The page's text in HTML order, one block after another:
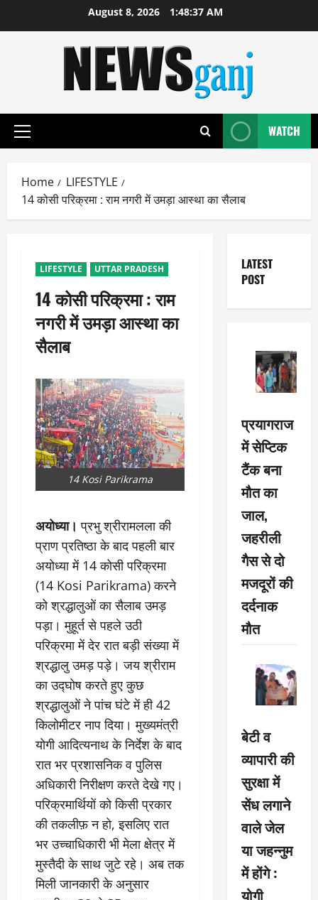
August 8, 2026 1:48:38 AM
Primary
WATCH
Home
LIFESTYLE
14 कोसी परिक्रमा : राम नगरी में उमड़ा आस्था का सैलाब
LIFESTYLE UTTAR PRADESH
14 कोसी परिक्रमा : राम
नगरी में उमड़ा आस्था का
सैलाब
14 Kosi Parikrama
अयोध्या। प्रभु श्रीरामलला की
प्राण प्रतिष्ठा के बाद पहली बार
अयोध्या में 14 कोसी परिक्रमा
(14 Kosi Parikrama) करने
को श्रद्धालुओं का सैलाब उमड़
पड़ा। मुहूर्त से पहले उठी
परिक्रमा में देर रात बड़ी संख्या में
श्रद्धालु उमड़ पड़े। जय श्रीराम
का उद्घोष करते हुए कुछ
श्रद्धालुओं ने पांच घंटे में ही 42
किलोमीटर नाप दिया। मुख्यमंत्री
योगी आदित्यनाथ के निर्देश के बाद
रात भर प्रशासनिक व पुलिस
अधिकारी निरीक्षण करते देखे गए।
परिक्रमार्थियों को किसी प्रकार
की तकलीफ़ न हो, इसलिए रात
भर उच्चाधिकारी भी मेला क्षेत्र में
मुस्तैदी के साथ जुटे रहे। अब तक
मिली जानकारी के अनुसार
LATEST
POST
प्रयागराज
में सेप्टिक
टैंक बना
मौत का
जाल,
जहरीली
गैस से दो
मजदूरों की
दर्दनाक
मौत
बेटी व
व्यापारी की
सुरक्षा में
सेंध लगाने
वाले जेल
या जहन्नुम
में होंगे :
योगी